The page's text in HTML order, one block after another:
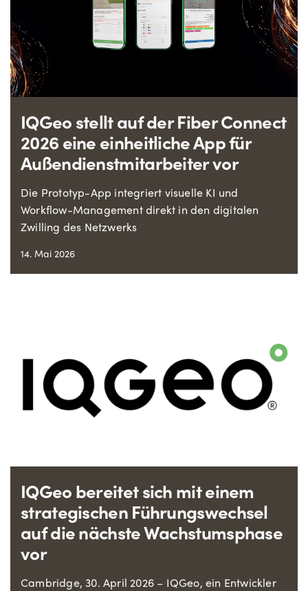
IQGeo stellt auf der Fiber Connect
2026 eine einheitliche App für
Außendienstmitarbeiter vor
Die Prototyp-App integriert visuelle KI und
Workflow-Management direkt in den digitalen
Zwilling des Netzwerks
14. Mai 2026
IQGeo bereitet sich mit einem
strategischen Führungswechsel
auf die nächste Wachstumsphase
vor
Cambridge, 30. April 2026 – IQGeo, ein Entwickler